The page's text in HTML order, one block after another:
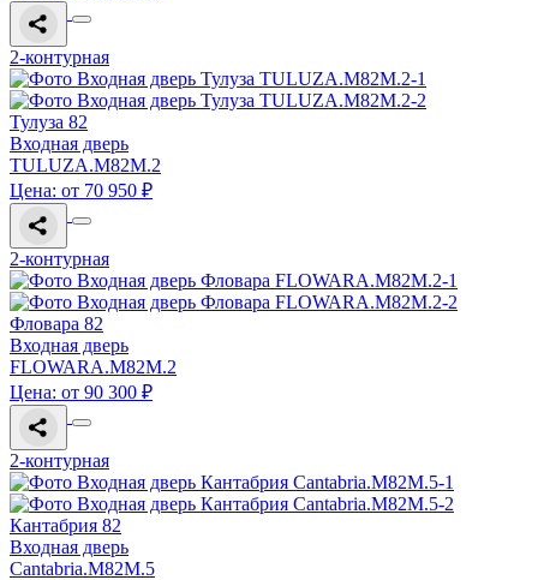
2-контурная
Тулуза 82
Входная дверь
TULUZA.M82M.2
Цена: от 70 950 ₽
2-контурная
Фловара 82
Входная дверь
FLOWARA.M82M.2
Цена: от 90 300 ₽
2-контурная
Кантабрия 82
Входная дверь
Cantabria.M82M.5